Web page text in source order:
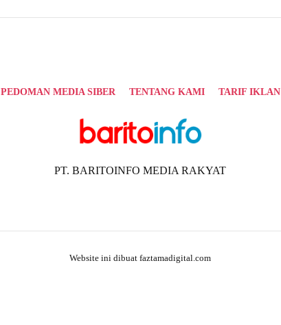
PEDOMAN MEDIA SIBER TENTANG KAMI TARIF IKLAN
PT. BARITOINFO MEDIA RAKYAT
Website ini dibuat faztamadigital.com